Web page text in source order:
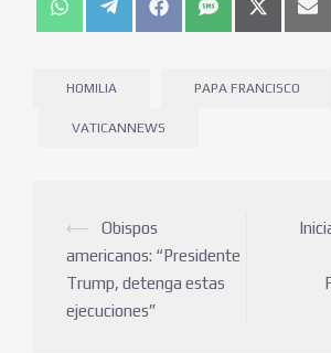
HOMILIA PAPA FRANCISCO
VATICANNEWS
⟵
Obispos
americanos: “Presidente
Trump, detenga estas
ejecuciones”